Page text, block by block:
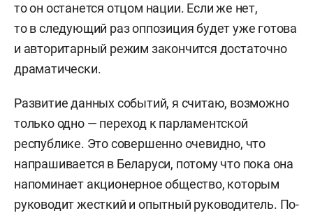
то он останется отцом нации. Если же нет,
то в следующий раз оппозиция будет уже готова
и авторитарный режим закончится достаточно
драматически.
Развитие данных событий, я считаю, возможно
только одно — переход к парламентской
республике. Это совершенно очевидно, что
напрашивается в Беларуси, потому что пока она
напоминает акционерное общество, которым
руководит жесткий и опытный руководитель. По-